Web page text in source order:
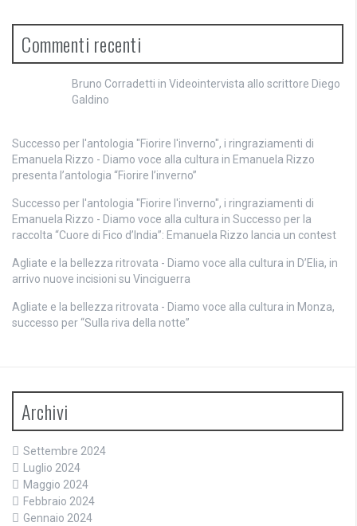
Commenti recenti
Bruno Corradetti in Videointervista allo scrittore Diego
Galdino
Successo per l'antologia "Fiorire l'inverno", i ringraziamenti di
Emanuela Rizzo - Diamo voce alla cultura in Emanuela Rizzo
presenta l’antologia “Fiorire l’inverno”
Successo per l'antologia "Fiorire l'inverno", i ringraziamenti di
Emanuela Rizzo - Diamo voce alla cultura in Successo per la
raccolta “Cuore di Fico d’India”: Emanuela Rizzo lancia un contest
Agliate e la bellezza ritrovata - Diamo voce alla cultura in D’Elia, in
arrivo nuove incisioni su Vinciguerra
Agliate e la bellezza ritrovata - Diamo voce alla cultura in Monza,
successo per “Sulla riva della notte”
Archivi
Settembre 2024
Luglio 2024
Maggio 2024
Febbraio 2024
Gennaio 2024